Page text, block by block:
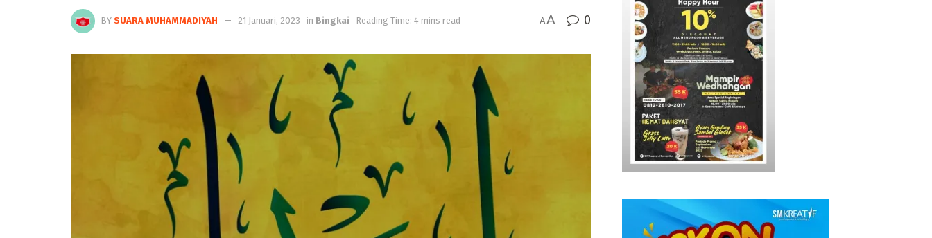
BY SUARA MUHAMMADIYAH 21 Januari, 2023 in Bingkai Reading Time: 4 mins read AA 0